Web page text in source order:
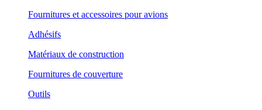
Fournitures et accessoires pour avions
Adhésifs
Matériaux de construction
Fournitures de couverture
Outils